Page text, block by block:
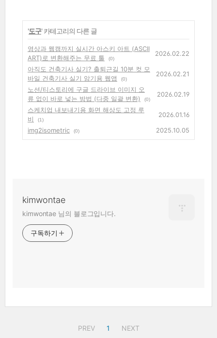
'도구' 카테고리의 다른 글
영상과 웹캠까지 실시간 아스키 아트 (ASCII
ART)로 변환해주는 무료 툴
(0)
2026.02.22
아직도 건축기사 실기? 출퇴근길 10분 컷 모
바일 건축기사 실기 암기용 웹앱
(0)
2026.02.21
노션/티스토리에 구글 드라이브 이미지 오
류 없이 바로 넣는 방법 (다중 일괄 변환)
(0)
2026.02.19
스케치업 내보내기용 화면 해상도 고정 루
비
(1)
2026.01.16
img2isometric
(0) 2025.10.05
kimwontae
kimwontae 님의 블로그입니다.
구독하기
PREV 1 NEXT